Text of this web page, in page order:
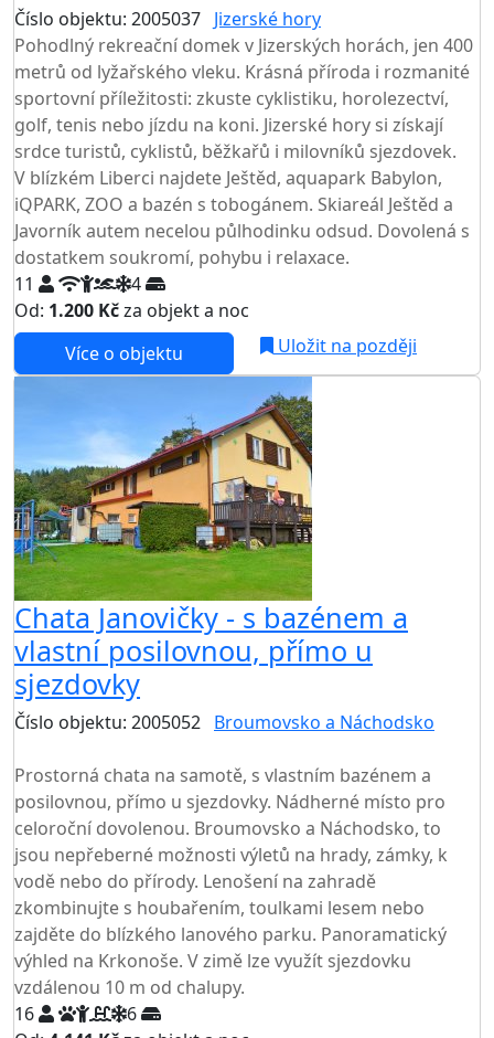
Číslo objektu: 2005037 Jizerské hory
Pohodlný rekreační domek v Jizerských horách, jen 400
metrů od lyžařského vleku. Krásná příroda i rozmanité
sportovní příležitosti: zkuste cyklistiku, horolezectví,
golf, tenis nebo jízdu na koni. Jizerské hory si získají
srdce turistů, cyklistů, běžkařů i milovníků sjezdovek.
V blízkém Liberci najdete Ještěd, aquapark Babylon,
iQPARK, ZOO a bazén s tobogánem. Skiareál Ještěd a
Javorník autem necelou půlhodinku odsud. Dovolená s
dostatkem soukromí, pohybu i relaxace.
11
4
Od: 1.200 Kčza objekt a noc
Více o objektu Uložit na později
Chata Janovičky - s bazénem a
vlastní posilovnou, přímo u
sjezdovky
Číslo objektu: 2005052 Broumovsko a Náchodsko
Prostorná chata na samotě, s vlastním bazénem a
posilovnou, přímo u sjezdovky. Nádherné místo pro
celoroční dovolenou. Broumovsko a Náchodsko, to
jsou nepřeberné možnosti výletů na hrady, zámky, k
vodě nebo do přírody. Lenošení na zahradě
zkombinujte s houbařením, toulkami lesem nebo
zajděte do blízkého lanového parku. Panoramatický
výhled na Krkonoše. V zimě lze využít sjezdovku
vzdálenou 10 m od chalupy.
16
6